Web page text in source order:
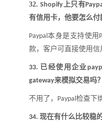
32.Shopify上只有
有信用卡，他要怎么付
Paypal本身是支持使用
款，客户可直接使用信
33. 已经使用企业
gateway来模拟交易吗？
不用了， Paypal检查下
34. 现在有什么比较稳